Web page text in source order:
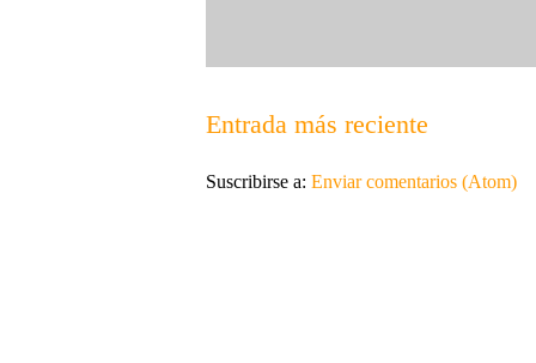
Entrada más reciente
Suscribirse a: Enviar comentarios (Atom)